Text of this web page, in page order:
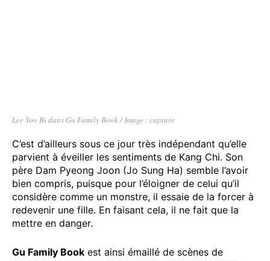
Lee Yoo Bi dans Gu Family Book / Image : capture
C’est d’ailleurs sous ce jour très indépendant qu’elle
parvient à éveiller les sentiments de Kang Chi. Son
père Dam Pyeong Joon (Jo Sung Ha) semble l’avoir
bien compris, puisque pour l’éloigner de celui qu’il
considère comme un monstre, il essaie de la forcer à
redevenir une fille. En faisant cela, il ne fait que la
mettre en danger.
Gu Family Book est ainsi émaillé de scènes de